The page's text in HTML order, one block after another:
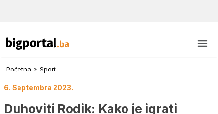
Početna » Sport
6. Septembra 2023.
Duhoviti Rodik: Kako je igrati